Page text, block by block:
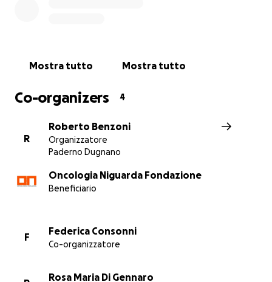
Dopo essersi dedicata con impegno agli studi e al
diventare avvocato, aver aperto il proprio studio e aver
Mostra tutto Mostra tutto
Co-organizers 4
R
Roberto Benzoni
Organizzatore
Paderno Dugnano
Oncologia Niguarda Fondazione
Beneficiario
F
Federica Consonni
Co-organizzatore
Rosa Maria Di Gennaro